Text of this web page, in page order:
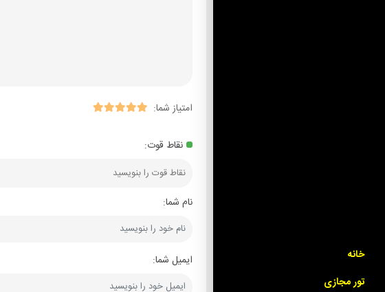
خانه
تور مجازی
امتیاز شما:
نقاط قوت:
نام شما:
ایمیل شما: